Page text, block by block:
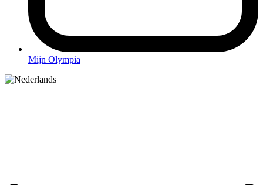
Mijn Olympia